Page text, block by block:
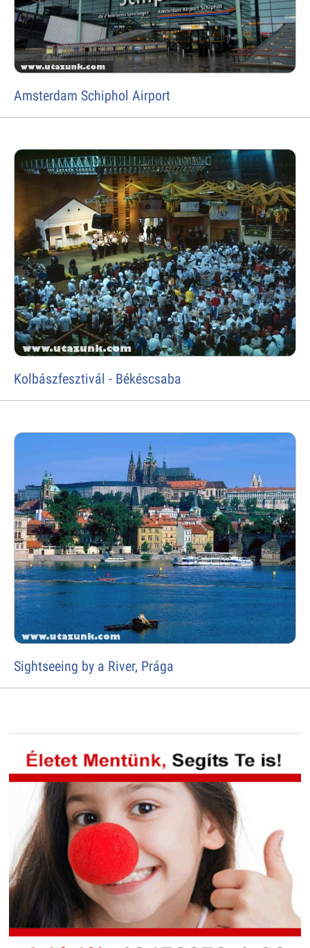
Amsterdam Schiphol Airport
Kolbászfesztivál - Békéscsaba
Sightseeing by a River, Prága